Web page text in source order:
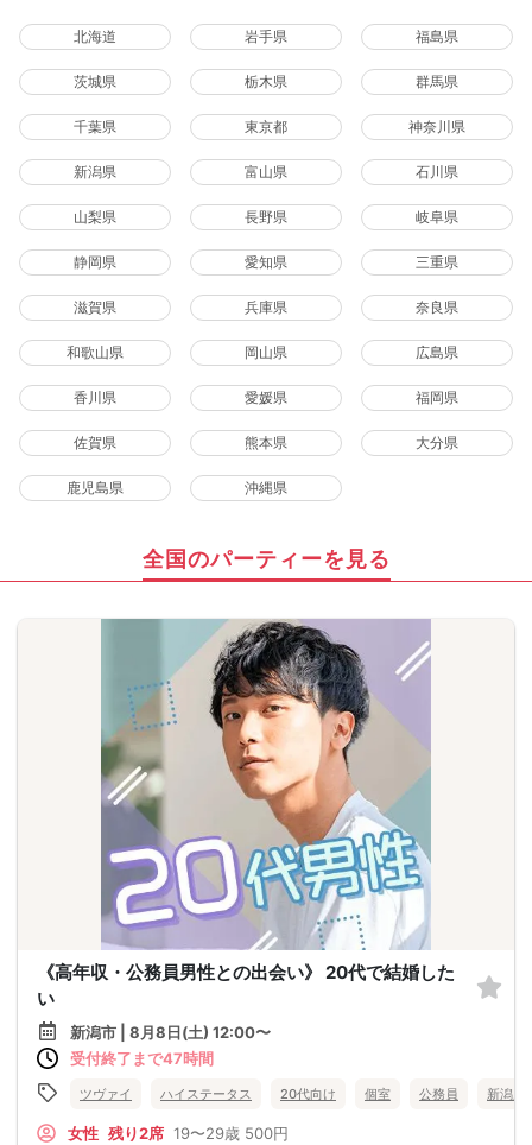
北海道 岩手県 福島県
茨城県 栃木県 群馬県
千葉県 東京都 神奈川県
新潟県 富山県 石川県
山梨県 長野県 岐阜県
静岡県 愛知県 三重県
滋賀県 兵庫県 奈良県
和歌山県 岡山県 広島県
香川県 愛媛県 福岡県
佐賀県 熊本県 大分県
鹿児島県 沖縄県
全国のパーティーを見る
《高年収・公務員男性との出会い》 20代で結婚した
い
新潟市 | 8月8日(土) 12:00〜
受付終了まで47時間
ツヴァイ ハイステータス 20代向け 個室 公務員 新潟県
女性 残り2席 19〜29歳 500円